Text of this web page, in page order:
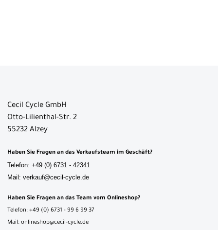
Cecil Cycle GmbH
Otto-Lilienthal-Str. 2
55232 Alzey
Haben Sie Fragen an das Verkaufsteam im Geschäft?
Telefon: +49 (0) 6731 - 42341
Mail: verkauf@cecil-cycle.de
Haben Sie Fragen an das Team vom Onlineshop?
Telefon: +49 (0) 6731 - 99 6 99 37
Mail: onlineshop@cecil-cycle.de